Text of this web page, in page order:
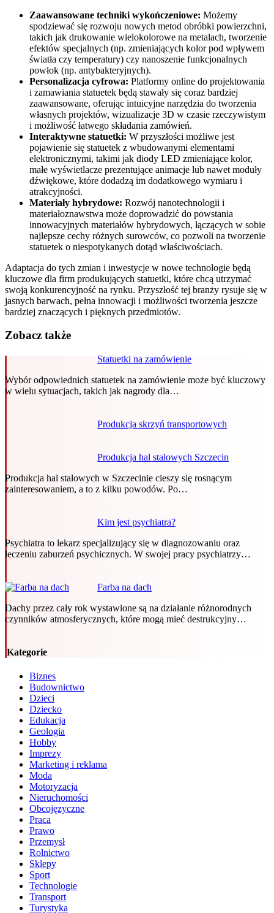
Zaawansowane techniki wykończeniowe: Możemy
spodziewać się rozwoju nowych metod obróbki powierzchni,
takich jak drukowanie wielokolorowe na metalach, tworzenie
efektów specjalnych (np. zmieniających kolor pod wpływem
światła czy temperatury) czy nanoszenie funkcjonalnych
powłok (np. antybakteryjnych).
Personalizacja cyfrowa: Platformy online do projektowania
i zamawiania statuetek będą stawały się coraz bardziej
zaawansowane, oferując intuicyjne narzędzia do tworzenia
własnych projektów, wizualizacje 3D w czasie rzeczywistym
i możliwość łatwego składania zamówień.
Interaktywne statuetki: W przyszłości możliwe jest
pojawienie się statuetek z wbudowanymi elementami
elektronicznymi, takimi jak diody LED zmieniające kolor,
małe wyświetlacze prezentujące animacje lub nawet moduły
dźwiękowe, które dodadzą im dodatkowego wymiaru i
atrakcyjności.
Materiały hybrydowe: Rozwój nanotechnologii i
materiałoznawstwa może doprowadzić do powstania
innowacyjnych materiałów hybrydowych, łączących w sobie
najlepsze cechy różnych surowców, co pozwoli na tworzenie
statuetek o niespotykanych dotąd właściwościach.
Adaptacja do tych zmian i inwestycje w nowe technologie będą
kluczowe dla firm produkujących statuetki, które chcą utrzymać
swoją konkurencyjność na rynku. Przyszłość tej branży rysuje się w
jasnych barwach, pełna innowacji i możliwości tworzenia jeszcze
bardziej znaczących i pięknych przedmiotów.
Zobacz także
Statuetki na zamówienie
Wybór odpowiednich statuetek na zamówienie może być kluczowy
w wielu sytuacjach, takich jak nagrody dla…
Produkcja skrzyń transportowych
Produkcja hal stalowych Szczecin
Produkcja hal stalowych w Szczecinie cieszy się rosnącym
zainteresowaniem, a to z kilku powodów. Po…
Kim jest psychiatra?
Psychiatra to lekarz specjalizujący się w diagnozowaniu oraz
leczeniu zaburzeń psychicznych. W swojej pracy psychiatrzy…
Farba na dach
Dachy przez cały rok wystawione są na działanie różnorodnych
czynników atmosferycznych, które mogą mieć destrukcyjny…
Kategorie
Biznes
Budownictwo
Dzieci
Dziecko
Edukacja
Geologia
Hobby
Imprezy
Marketing i reklama
Moda
Motoryzacja
Nieruchomości
Obcojęzyczne
Praca
Prawo
Przemysł
Rolnictwo
Sklepy
Sport
Technologie
Transport
Turystyka